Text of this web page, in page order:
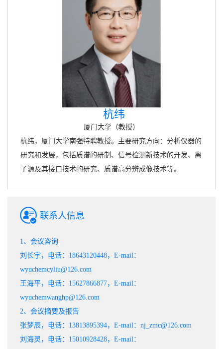
杭纬
厦门大学（教授）
杭纬，厦门大学南强特聘教授。主要研究方向：分析仪器的
研究和发展，包括质谱的研制、信号检测新技术的开发、离
子源及其接口技术的研究、质谱高分辨成像技术等。
联系人信息
1、会议咨询
刘长宇，电话：18643120448，E-mail：
wyuchemcyliu@126.com
王海平，电话：15627866877，E-mail：
wyuchemwanghp@126.com
2、会议摘要及报告
张梦辰，电话：13813895394，E-mail：nj_zmc@126.com
刘海灵，电话：15010928428，E-mail：